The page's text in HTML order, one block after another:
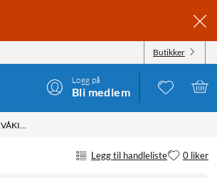
Butikker
Logg på
Bli medlem
TP-LINK TAPO HB112 SOLCELLEDREVET OVERVÅKINGSKAMERA 2K PAN/TILT 2-PK. HVIT
Legg til handleliste 0 liker